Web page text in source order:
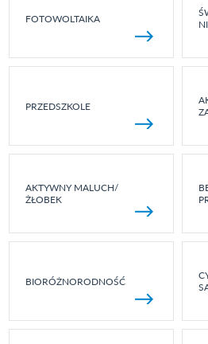
FOTOWOLTAIKA
PRZEDSZKOLE
AKTYWNY MALUCH/
ŻŁOBEK
BIORÓŻNORODNOŚĆ